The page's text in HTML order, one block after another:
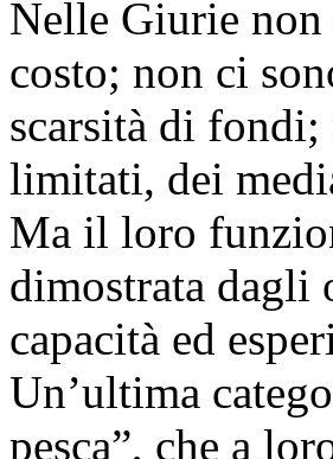
Nelle Giurie
costo; non ci
scarsità di
limitati, dei
Ma il loro
dimostrata dagli
capacità ed
Un’ultima
pesca”, che a